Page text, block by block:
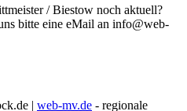
/ Biestow noch aktuell?
bitte eine eMail an info@web-
| web-mv.de - regionale